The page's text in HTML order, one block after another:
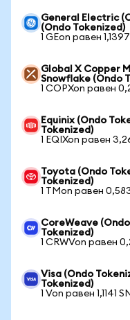
General Electric
(Ondo Tokenized)
1 GEon равен
Global X Copper
Snowflake (Ondo
1 COPXon равен
Equinix (Ondo
Tokenized)
1 EQIXon равен
Toyota (Ondo
Tokenized)
1 TMon равен
CoreWeave
Tokenized)
1 CRWVon равен
Visa (Ondo
Tokenized)
1 Von равен 1,1141